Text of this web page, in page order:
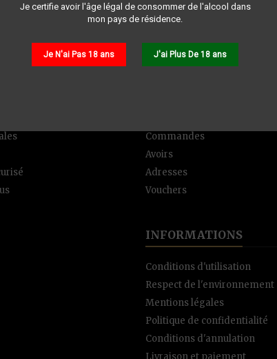
Je certifie avoir l'âge légal de consommer de l'alcool dans
mon pays de résidence.
Je N'ai Pas 18 ans J'ai Plus De 18 ans
site.
Commandes
Avoirs
Adresses
Vouchers
INFORMATIONS
Conditions d'utilisation
Respect de l'environnement
Mentions légales
Politique de confidentialité
Conditions d'annulation
Livraison et paiement